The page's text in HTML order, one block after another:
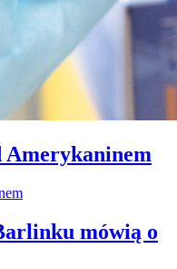
Amerykaninem
mówią o